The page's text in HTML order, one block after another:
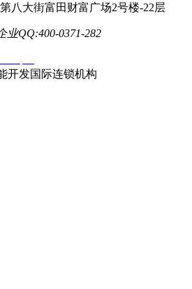
八大街富田财富广场2号楼-22层
业QQ:400-0371-282
开发国际连锁机构